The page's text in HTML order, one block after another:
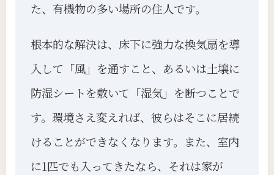
た、有機物の多い場所の住人です。
根本的な解決は、床下に強力な換気扇を導
入して「風」を通すこと、あるいは土壌に
防湿シートを敷いて「湿気」を断つことで
す。環境さえ変えれば、彼らはそこに居続
けることができなくなります。また、室内
に1匹でも入ってきたなら、それは家が